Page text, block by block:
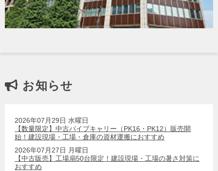
お知らせ
2026年07月29日 水曜日
【数量限定】中古パイプキャリー（PK16・PK12）販売開
始！建設現場・工場・倉庫の資材運搬におすすめ
2026年07月27日 月曜日
【中古販売】工場扇50台限定！建設現場・工場の暑さ対策に
おすすめ